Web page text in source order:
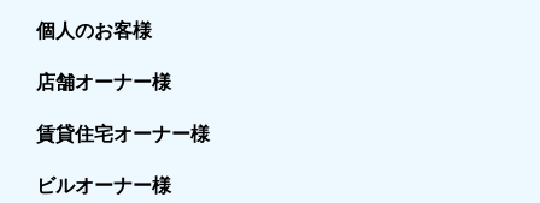
個人のお客様
店舗オーナー様
賃貸住宅オーナー様
ビルオーナー様